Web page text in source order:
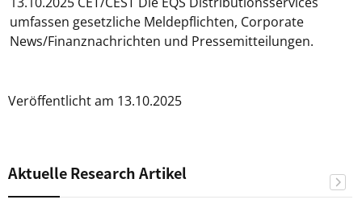
umfassen gesetzliche Meldepflichten, Corporate
News/Finanznachrichten und Pressemitteilungen.
Veröffentlicht am 13.10.2025
Aktuelle Research Artikel